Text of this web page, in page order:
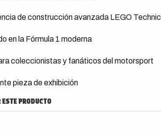
de construcción avanzada LEGO Technic
en la Fórmula 1 moderna
coleccionistas y fanáticos del motorsport
pieza de exhibición
PRODUCTO